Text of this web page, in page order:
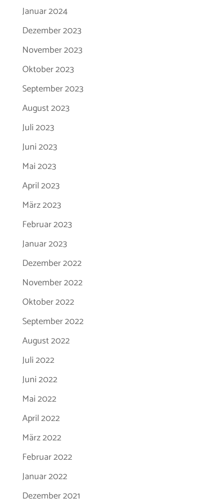
Januar 2024
Dezember 2023
November 2023
Oktober 2023
September 2023
August 2023
Juli 2023
Juni 2023
Mai 2023
April 2023
März 2023
Februar 2023
Januar 2023
Dezember 2022
November 2022
Oktober 2022
September 2022
August 2022
Juli 2022
Juni 2022
Mai 2022
April 2022
März 2022
Februar 2022
Januar 2022
Dezember 2021